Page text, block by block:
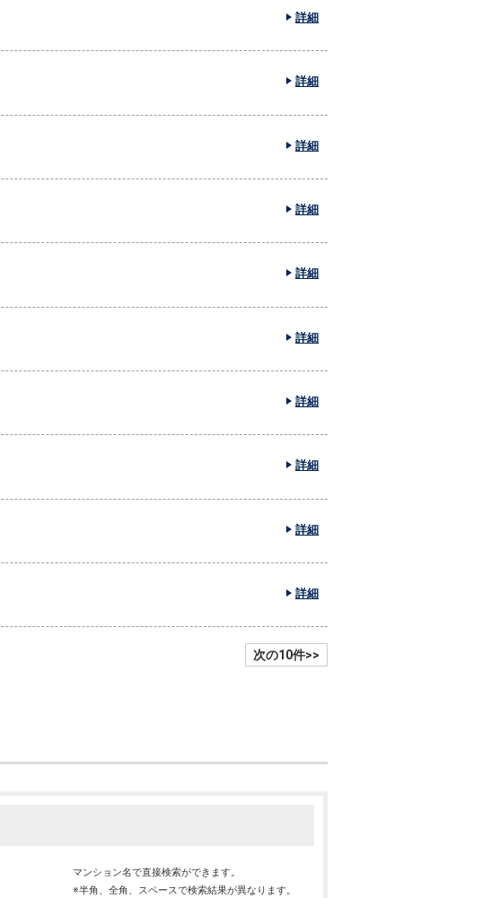
詳細
詳細
詳細
詳細
詳細
詳細
詳細
詳細
詳細
詳細
次の10件>>
マンション名で直接検索ができます。
※半角、全角、スペースで検索結果が異なります。